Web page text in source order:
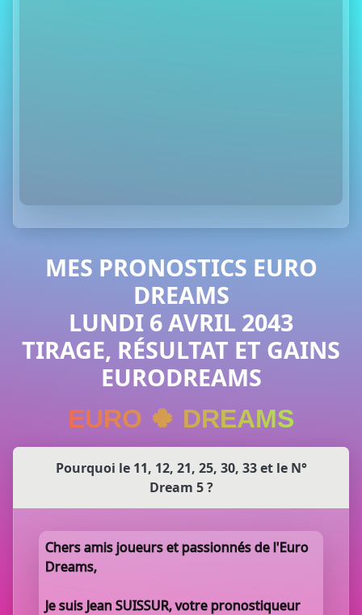
MES PRONOSTICS EURO
DREAMS
LUNDI 6 AVRIL 2043
TIRAGE, RÉSULTAT ET GAINS
EURODREAMS
EURO 🍀 DREAMS
Pourquoi le 11, 12, 21, 25, 30, 33 et le N°
Dream 5 ?
Chers amis joueurs et passionnés de l'Euro
Dreams,
Je suis Jean SUISSUR, votre pronostiqueur